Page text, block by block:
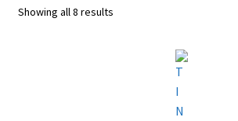
LIQUIDACION
Showing all 8 results